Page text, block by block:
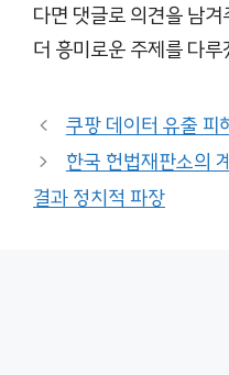
다면 댓글로 의견을 남
더 흥미로운 주제를 다
쿠팡 데이터 유출 피
한국 헌법재판소의
결과 정치적 파장